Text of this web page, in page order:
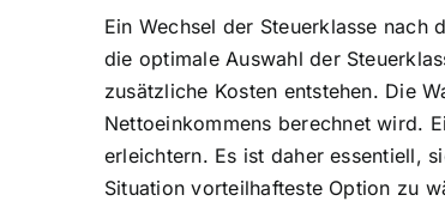
Ein Wechsel der Steuerklasse
die optimale Auswahl der
zusätzliche Kosten entstehen. Die
Nettoeinkommens berechnet wird.
erleichtern. Es ist daher essentiell,
Situation vorteilhafteste Option zu